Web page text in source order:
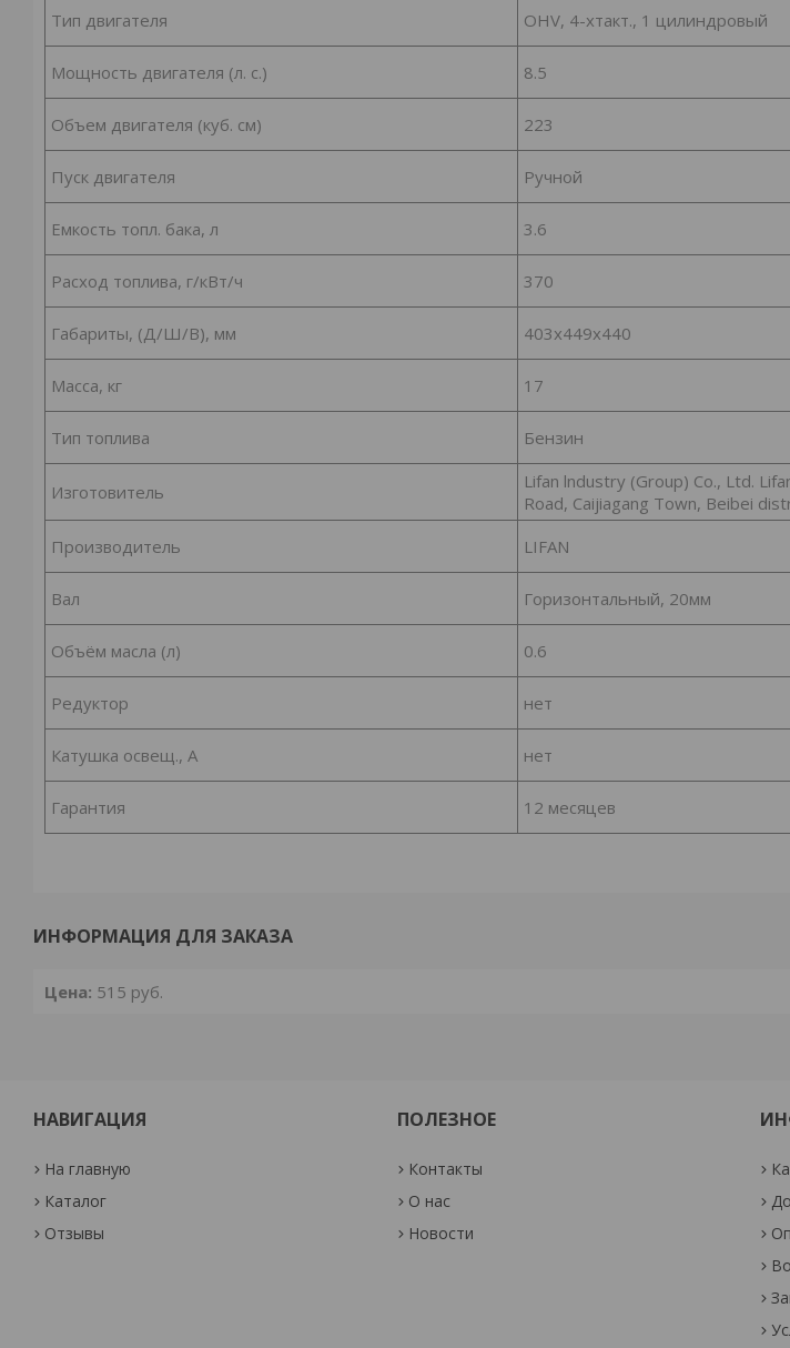
Тип двигателя OHV, 4-хтакт., 1 цилиндровый
Мощность двигателя (л. с.) 8.5
Объем двигателя (куб. см) 223
Пуск двигателя Ручной
Емкость топл. бака, л 3.6
Расход топлива, г/кВт/ч 370
Габариты, (Д/Ш/В), мм 403х449х440
Масса, кг 17
Тип топлива Бензин
Изготовитель
Lifan lndustry (Group) Co., Ltd.
Road, Caijiagang Town, Beibei
Производитель
LIFAN
Вал Горизонтальный, 20мм
Объём масла (л) 0.6
Редуктор нет
Катушка освещ., А нет
Гарантия 12 месяцев
ИНФОРМАЦИЯ ДЛЯ ЗАКАЗА
Цена: 515 руб.
НАВИГАЦИЯ
На главную
Каталог
Отзывы
ПОЛЕЗНОЕ
Контакты
О нас
Новости